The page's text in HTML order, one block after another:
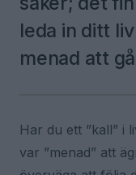
leda in ditt
menad att
Har du ett ”kall” i
var ”menad” att